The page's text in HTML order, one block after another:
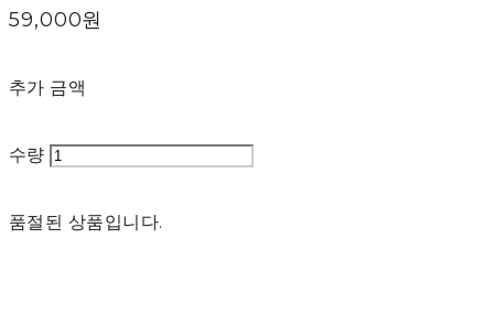
59,000원
추가 금액
수량
품절된 상품입니다.